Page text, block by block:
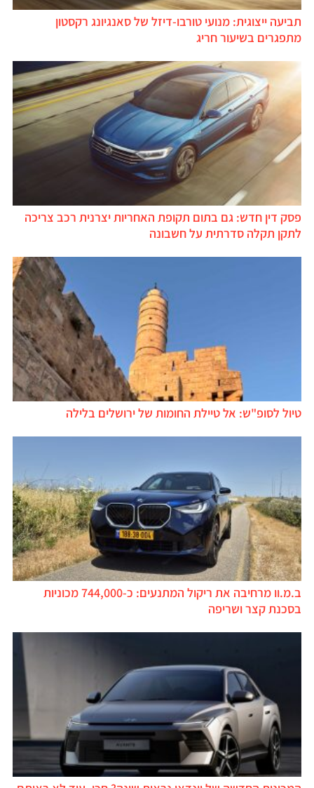
תביעה ייצוגית: מנועי טורבו-דיזל של סאנגיונג רקסטון
מתפגרים בשיעור חריג
פסק דין חדש: גם בתום תקופת האחריות יצרנית רכב צריכה
לתקן תקלה סדרתית על חשבונה
טיול לסופ"ש: אל טיילת החומות של ירושלים בלילה
ב.מ.וו מרחיבה את ריקול המתנעים: כ-744,000 מכוניות
בסכנת קצר ושריפה